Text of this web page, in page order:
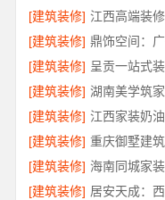
[建筑装修]
[建筑装修] 鼎饰空间：
[建筑装修]
[建筑装修] 湖南美学筑
[建筑装修]
[建筑装修]
[建筑装修]
[建筑装修]